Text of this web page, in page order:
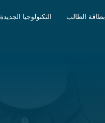
بطاقة الطالب التكنولوجيا الجديدة